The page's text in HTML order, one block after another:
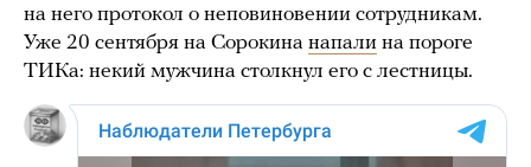
на него протокол о неповиновении сотрудникам.
Уже 20 сентября на Сорокина напали на пороге
ТИКа: некий мужчина столкнул его с лестницы.